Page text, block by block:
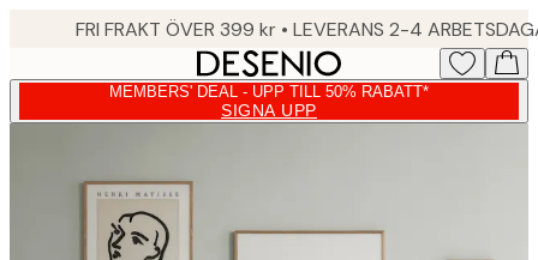
FRI FRAKT ÖVER 399 kr • LEVERANS 2-4
MEMBERS' DEAL - UPP TILL 50% RABATT*
SIGNA UPP